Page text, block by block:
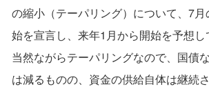
の縮小（テーパリング）について、7
始を宣言し、来年1月から開始を予想し
当然ながらテーパリングなので、国債
は減るものの、資金の供給自体は継続さ